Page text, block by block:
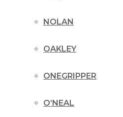
NOLAN
OAKLEY
ONEGRIPPER
O’NEAL